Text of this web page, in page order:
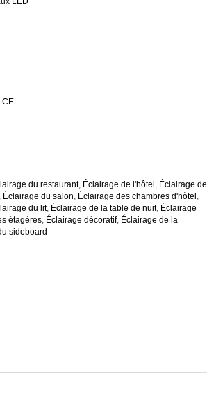
avec impatience
CE
du restaurant, Éclairage de l'hôtel , Éclairage de
Éclairage du salon, Éclairage des chambres d'hôtel ,
du lit, Éclairage de la table de nuit, Éclairage
étagères, Éclairage décoratif, Éclairage de la
sideboard